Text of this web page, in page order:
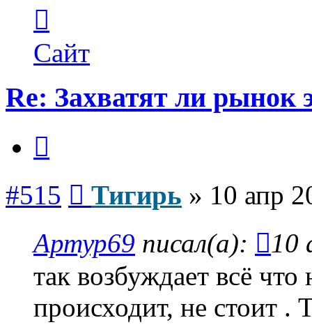
пользователя
Тигирь
Сайт
Re: Захватят ли рынок
#515 Тигирь » 10 апр
Артур69 писал(а):
10
так возбуждает всё
происходит, не стоит .